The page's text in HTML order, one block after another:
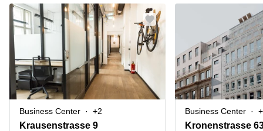
center
Coworking
Space
Seminarraum
Virtuelles
Büro
Geschäftsadresse
Hamburg
Geschäftsadresse
mieten
Düsseldorf
Geschäftsadresse
Stuttgart
Büro
Ruhrallee
9
Dortmund
Office Club
Ballindamm
3
Rahel-
Hirsch-
Straße
Büro vermieten
Preis
Log-in
Business Center +2
Krausenstrasse 9
Business Center
Kronenstrasse